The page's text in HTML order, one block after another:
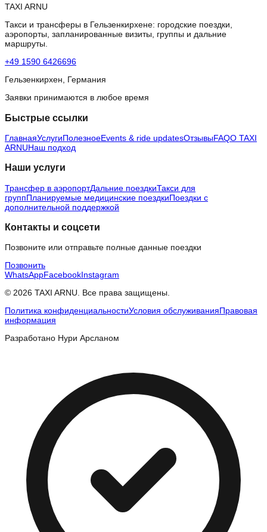
TAXI ARNU
Такси и трансферы в Гельзенкирхене: городские поездки,
аэропорты, запланированные визиты, группы и дальние
маршруты.
+49 1590 6426696
Гельзенкирхен, Германия
Заявки принимаются в любое время
Быстрые ссылки
ГлавнаяУслугиПолезноеEvents & ride updatesОтзывыFAQО TAXI
ARNUНаш подход
Наши услуги
Трансфер в аэропортДальние поездкиТакси для
группПланируемые медицинские поездкиПоездки с
дополнительной поддержкой
Контакты и соцсети
Позвоните или отправьте полные данные поездки
Позвонить
WhatsAppFacebookInstagram
© 2026 TAXI ARNU. Все права защищены.
Политика конфиденциальностиУсловия обслуживанияПравовая
информация
Разработано Нури Арсланом